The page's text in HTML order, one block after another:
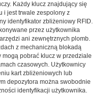
Każdy klucz znajdujący się
i jest trwale zespolony z
identyfikator zbliżeniowy RFID.
przez użytkownika
ani zewnętrznych plomb.
z mechaniczną blokadą
pobrać klucz w przedziale
czasowych. Użytkownicy
kart zbliżeniowych lub
depozytora można swobodnie
identyfikacji użytkownika.